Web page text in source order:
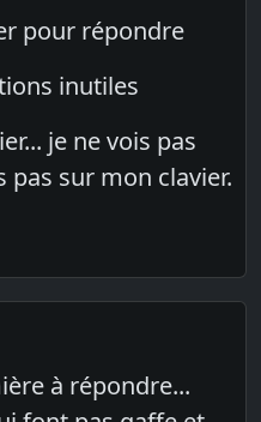
pour répondre
inutiles
je ne vois pas
pas sur mon clavier.
à répondre...